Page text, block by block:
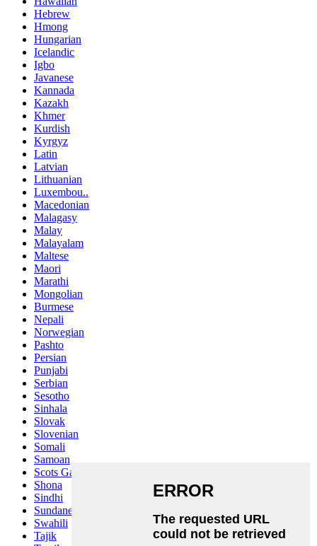
Hebrew
Hmong
Hungarian
Icelandic
Igbo
Javanese
Kannada
Kazakh
Khmer
Kurdish
Kyrgyz
Latin
Latvian
Lithuanian
Luxembou..
Macedonian
Malagasy
Malay
Malayalam
Maltese
Maori
Marathi
Mongolian
Burmese
Nepali
Norwegian
Pashto
Persian
Punjabi
Serbian
Sesotho
Sinhala
Slovak
Slovenian
Somali
Samoan
Scots Gaelic
Shona
Sindhi
Sundanese
Swahili
Tajik